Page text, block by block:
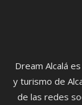
Dream Alcalá
y turismo de
de las redes